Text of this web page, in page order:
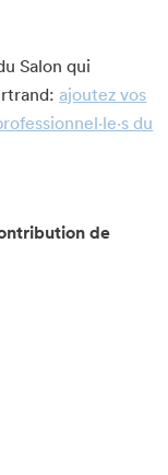
vous?
Salon qui
ajoutez vos
du
de